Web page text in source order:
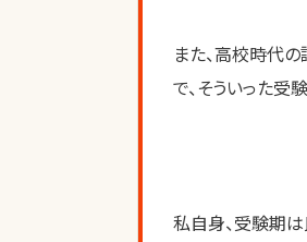
また、高校時代
で、そういった受
私自身、受験期